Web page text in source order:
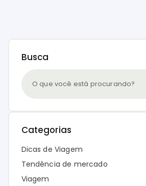
Busca
Categorias
Dicas de Viagem
Tendência de mercado
Viagem